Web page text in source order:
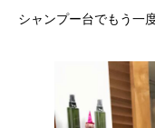
シャンプー台でもう一